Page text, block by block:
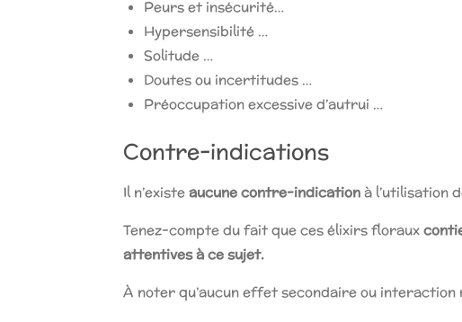
Peurs et insécurité…
Hypersensibilité …
Solitude …
Doutes ou incertitudes …
Préoccupation excessive d’autrui …
Contre-indications
Il n’existeaucune contre-indicationà l’utilisation
Tenez-compte du fait que ces élixirs floraux
attentives à ce sujet.
À noter qu’aucun effet secondaire ou interaction